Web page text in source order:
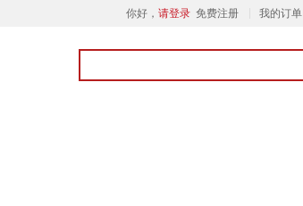
你好， 请登录 免费注册 我的订单